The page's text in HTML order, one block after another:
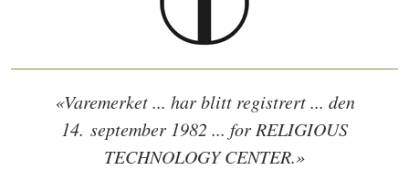
«Varemerket ... har blitt registrert ... den
14. september 1982 ... for RELIGIOUS
TECHNOLOGY CENTER.»